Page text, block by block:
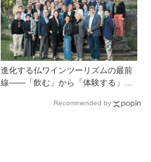
進化する仏ワインツーリズムの最前
線――「飲む」から「体験する」プ
フランスのドメーヌグループ組織が
Recommended by